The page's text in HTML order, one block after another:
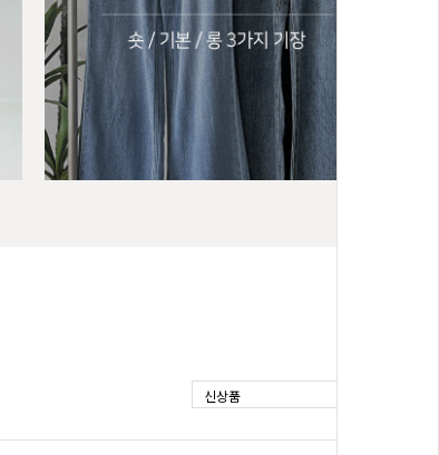
BEST
아이스 텐셀 세미와이드 데님
S(25-26),M(27-28),L(29-30),XL(31-
32),2XL(33-34)
34,800원
신상품